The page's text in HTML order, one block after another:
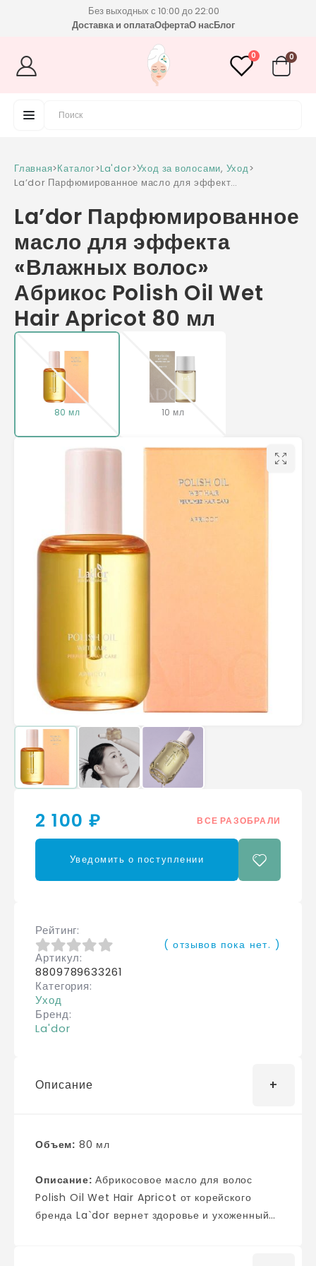
Без выходных с 10:00 до 22:00
Доставка и оплатаОфертаО насБлог
0 0
Главная>Каталог>La'dor>Уход за волосами, Уход>
La’dor Парфюмированное масло для эффекта
Apricot 80 мл
La’dor Парфюмированное
масло для эффекта
«Влажных волос»
Абрикос Polish Oil Wet
Hair Apricot 80 мл
80 мл 10 мл
2 100 ₽ ВСЕ РАЗОБРАЛИ
Уведомить о поступлении
Рейтинг
0из 5
( отзывов пока нет. )
Артикул
8809789633261
Категория
Уход
Бренд
La'dor
Описание
Объем: 80 мл
Описание: Абрикосовое масло для волос
Polish Oil Wet Hair Apricot от корейского
бренда La`dor вернет здоровье и ухоженный